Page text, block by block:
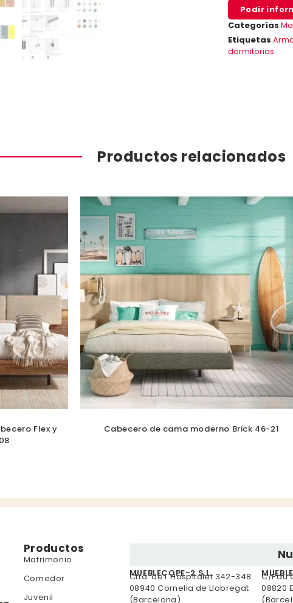
Pedir
Categorías
Etiquetas
dormitorios
Productos relacionados
Flex y
Cabecero de cama moderno Brick 46-21
Productos
Matrimonio
Comedor
Juvenil
MUEBLECOPE-2 S.L.
Ctra. de l´Hospitalet 342-348
08940 Cornella de Llobregat
(Barcelona)
C/Pau
08820